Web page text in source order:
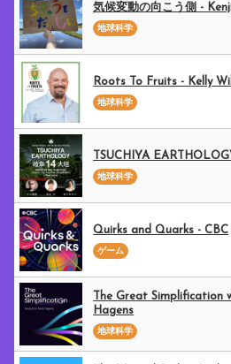
気候変動の向こう側 -
地球科学
Roots To Fruits - Kelly
地球科学
TSUCHIYA
地球科学
Quirks and Quarks - CBC
ゲーム
The Great
Hagens
地球科学